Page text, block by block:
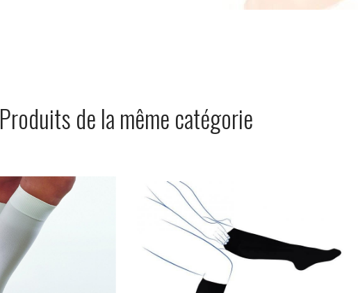
Produits de la même catégorie